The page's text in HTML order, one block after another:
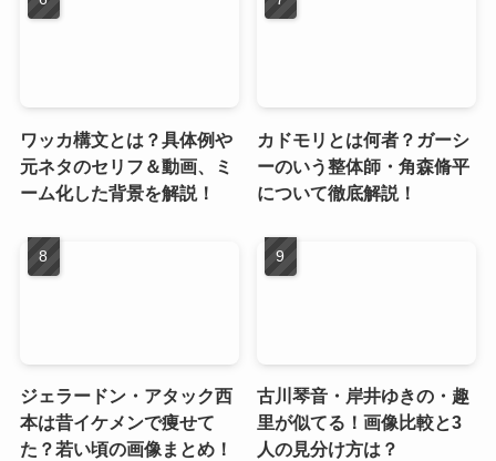
ワッカ構文とは？具体例や
元ネタのセリフ＆動画、ミ
ーム化した背景を解説！
カドモリとは何者？ガーシ
ーのいう整体師・角森脩平
について徹底解説！
ジェラードン・アタック西
本は昔イケメンで痩せて
た？若い頃の画像まとめ！
古川琴音・岸井ゆきの・趣
里が似てる！画像比較と3
人の見分け方は？